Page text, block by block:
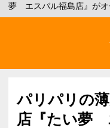
夢 エスパル福島店』がオ
パリパリの
店『たい夢